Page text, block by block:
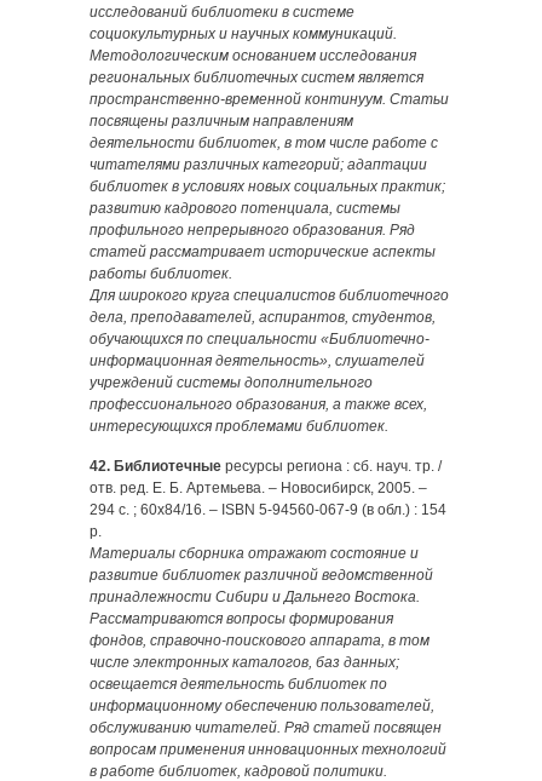
исследований библиотеки в системе
социокультурных и научных коммуникаций.
Методологическим основанием исследования
региональных библиотечных систем является
пространственно-временной континуум. Статьи
посвящены различным направлениям
деятельности библиотек, в том числе работе с
читателями различных категорий; адаптации
библиотек в условиях новых социальных практик;
развитию кадрового потенциала, системы
профильного непрерывного образования. Ряд
статей рассматривает исторические аспекты
работы библиотек.
Для широкого круга специалистов библиотечного
дела, преподавателей, аспирантов, студентов,
обучающихся по специальности «Библиотечно-
информационная деятельность», слушателей
учреждений системы дополнительного
профессионального образования, а также всех,
интересующихся проблемами библиотек.
42. Библиотечные ресурсы региона : сб. науч. тр. /
отв. ред. Е. Б. Артемьева. – Новосибирск, 2005. –
294 с. ; 60х84/16. – ISBN 5-94560-067-9 (в обл.) : 154
р.
Материалы сборника отражают состояние и
развитие библиотек различной ведомственной
принадлежности Сибири и Дальнего Востока.
Рассматриваются вопросы формирования
фондов, справочно-поискового аппарата, в том
числе электронных каталогов, баз данных;
освещается деятельность библиотек по
информационному обеспечению пользователей,
обслуживанию читателей. Ряд статей посвящен
вопросам применения инновационных технологий
в работе библиотек, кадровой политики.